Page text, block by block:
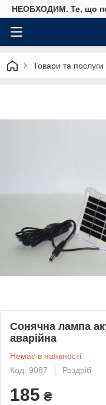
НЕОБХОДИМ. Те, що
Товари та послуги
Сонячна лампа
аварійна
Немає в наявності
Код: 9087
Роздріб
185 ₴